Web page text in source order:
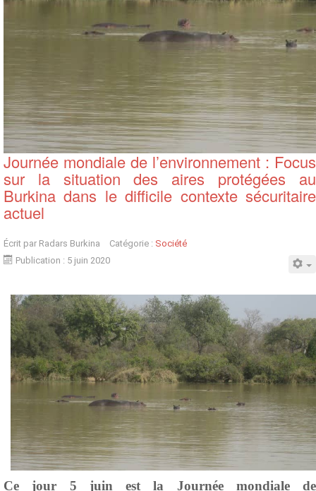
Journée mondiale de l’environnement : Focus
sur la situation des aires protégées au
Burkina dans le difficile contexte sécuritaire
actuel
Écrit par Radars Burkina Catégorie : Société
Publication : 5 juin 2020
Ce jour 5 juin est la Journée mondiale de